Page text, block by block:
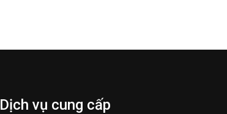
Dịch vụ cung cấp